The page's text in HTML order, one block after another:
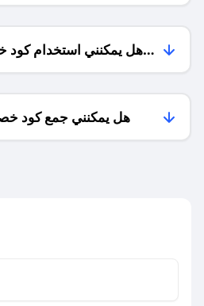
هل يمكنني استخدام كود
هل يمكنني جمع كود